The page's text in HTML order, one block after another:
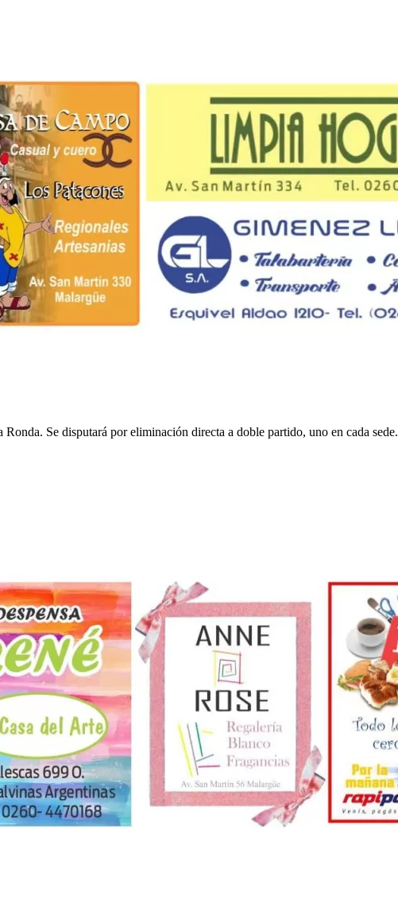
Se disputará por eliminación directa a doble partido, uno en cada sede.